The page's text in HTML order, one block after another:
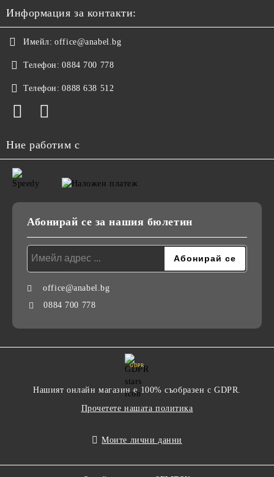
Информация за контакти:
Имейл: office@anabel.bg
Телефон: 0884 700 778
Телефон: 0888 638 512
Ние работим с
Абонирай се за нашия бюлетин
office@anabel.bg
0884 700 778
GDPR
Нашият онлайн магазин е 100% съобразен с GDPR.
Прочетете нашата политика
Моите лични данни